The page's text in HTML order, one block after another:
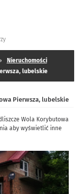
Nieruchomości
lubelskie
Pierwsza, lubelskie
Wola Korybutowa
aby wyświetlić inne